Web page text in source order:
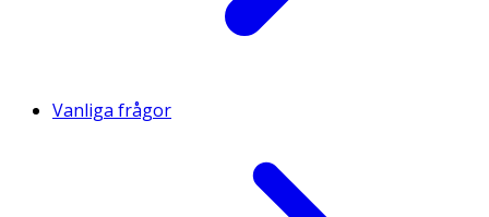
Vanliga frågor